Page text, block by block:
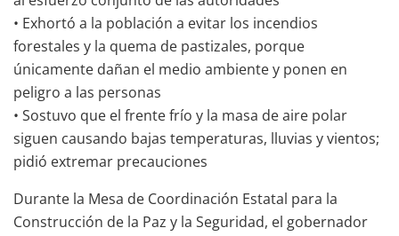
• Exhortó a la población a evitar los incendios
forestales y la quema de pastizales, porque
únicamente dañan el medio ambiente y ponen en
peligro a las personas
• Sostuvo que el frente frío y la masa de aire polar
siguen causando bajas temperaturas, lluvias y vientos;
pidió extremar precauciones
Durante la Mesa de Coordinación Estatal para la
Construcción de la Paz y la Seguridad, el gobernador